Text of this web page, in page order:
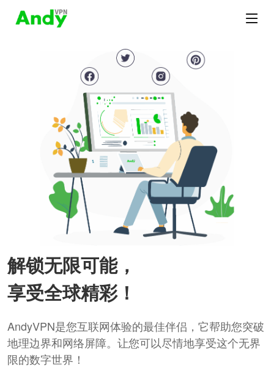
解锁无限可能，
享受全球精彩！
AndyVPN是您互联网体验的最佳伴侣，它帮助您突破
地理边界和网络屏障。让您可以尽情地享受这个无界
限的数字世界！